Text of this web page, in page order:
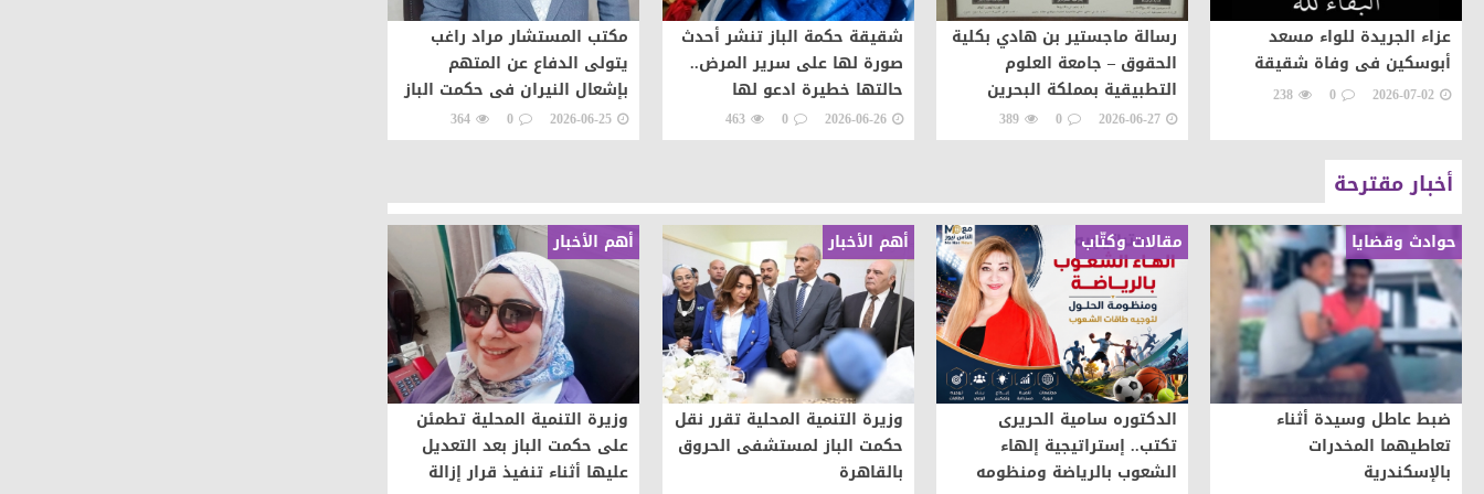
عزاء الجريدة للواء مسعد
أبوسكين فى وفاة شقيقة
2026-07-02
0
238
رسالة ماجستير بن هادي بكلية
الحقوق – جامعة العلوم
التطبيقية بمملكة البحرين
2026-06-27
0
389
شقيقة حكمة الباز تنشر أحدث
صورة لها على سرير المرض..
حالتها خطيرة ادعو لها
بالشفاء
2026-06-26
0
463
مكتب المستشار مراد راغب
يتولى الدفاع عن المتهم
بإشعال النيران فى حكمت الباز
2026-06-25
0
364
أخبار مقترحة
حوادث وقضايا
ضبط عاطل وسيدة أثناء
تعاطيهما المخدرات
بالإسكندرية
مقالات وكتّاب
الدكتوره سامية الحريرى
تكتب.. إستراتيجية إلهاء
الشعوب بالرياضة ومنظومه
أهم الأخبار
وزيرة التنمية المحلية تقرر نقل
حكمت الباز لمستشفى الحروق
بالقاهرة
أهم الأخبار
وزيرة التنمية المحلية تطمئن
على حكمت الباز بعد التعديل
عليها أثناء تنفيذ قرار إزالة